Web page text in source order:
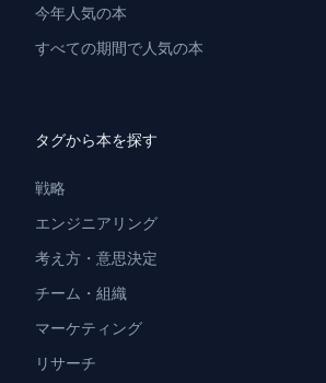
今年人気の本
すべての期間で人気の本
タグから本を探す
戦略
エンジニアリング
考え方・意思決定
チーム・組織
マーケティング
リサーチ